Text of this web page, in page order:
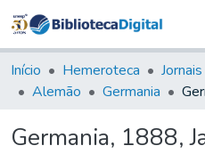
&
Início Hemeroteca
Alemão
Germania
Germania, 1888,